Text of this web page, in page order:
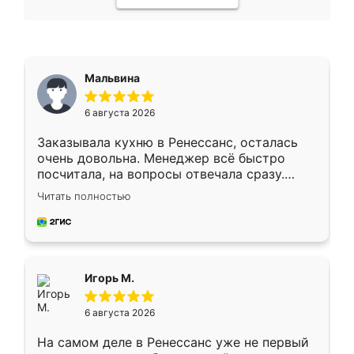
Мальвина
6 августа 2026
Заказывала кухню в Ренессанс, осталась
очень довольна. Менеджер всё быстро
посчитала, на вопросы отвечала сразу.
Замерщик приехал в субботу, подошёл к
делу со всей ответственностью. Собрали
за день, ребята работали аккуратно, даже
Читать полностью
Игорь М.
6 августа 2026
На самом деле в Ренессанс уже не первый